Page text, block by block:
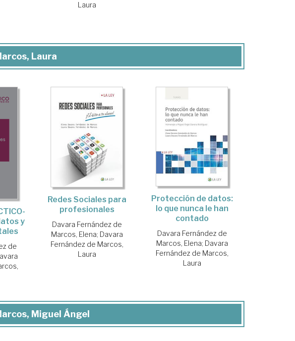
Laura
Laura
y
de
Redes Sociales para
profesionales
Davara Fernández de
Marcos, Elena; Davara
Fernández de Marcos,
Laura
Protección de datos:
lo que nunca le han
contado
Davara Fernández de
Marcos, Elena; Davara
Fernández de Marcos,
Laura
Miguel Ángel